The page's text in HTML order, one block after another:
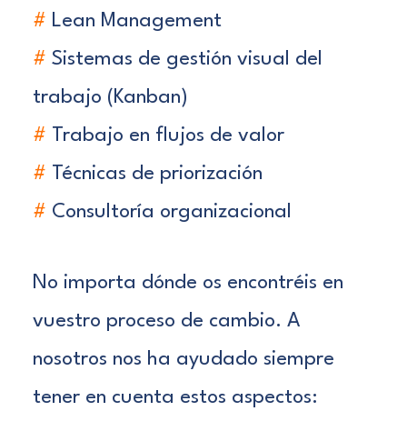
# Lean Management
# Sistemas de gestión visual del
trabajo (Kanban)
# Trabajo en flujos de valor
# Técnicas de priorización
# Consultoría organizacional
No importa dónde os encontréis en
vuestro proceso de cambio. A
nosotros nos ha ayudado siempre
tener en cuenta estos aspectos: